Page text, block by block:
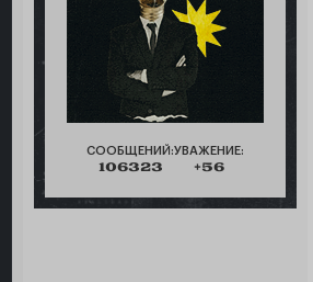
СООБЩЕНИЙ:
106323
УВАЖЕНИЕ:
+56